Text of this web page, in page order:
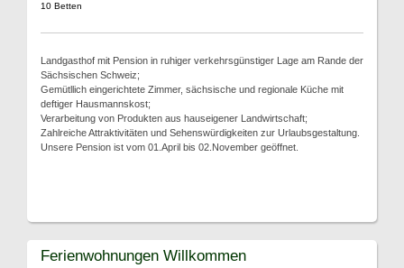
10 Betten
Landgasthof mit Pension in ruhiger verkehrsgünstiger Lage am Rande der
Sächsischen Schweiz;
Gemütllich eingerichtete Zimmer, sächsische und regionale Küche mit
deftiger Hausmannskost;
Verarbeitung von Produkten aus hauseigener Landwirtschaft;
Zahlreiche Attraktivitäten und Sehenswürdigkeiten zur Urlaubsgestaltung.
Unsere Pension ist vom 01.April bis 02.November geöffnet.
Ferienwohnungen Willkommen